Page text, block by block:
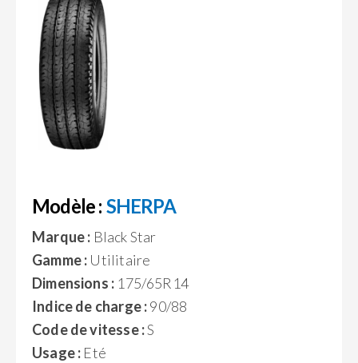
Modèle : SHERPA
Marque : Black Star
Gamme : Utilitaire
Dimensions : 175/65R14
Indice de charge :90/88
Code de vitesse :S
Usage : Eté